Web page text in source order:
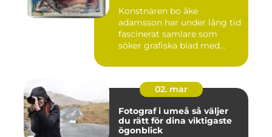
Konstnären bo åke
adamsson har under lång tid
fascinerat samlare som
söker grafiska blad med
02. mar
Fotograf i umeå så väljer
du rätt för dina viktigaste
ögonblick